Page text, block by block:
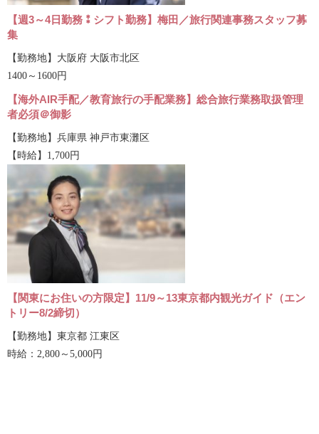
【週3～4日勤務⁑シフト勤務】梅田／旅行関連事務スタッフ募
集
【勤務地】大阪府 大阪市北区
1400～1600円
【海外AIR手配／教育旅行の手配業務】総合旅行業務取扱管理
者必須＠御影
【勤務地】兵庫県 神戸市東灘区
【時給】1,700円
【関東にお住いの方限定】11/9～13東京都内観光ガイド（エン
トリー8/2締切）
【勤務地】東京都 江東区
時給：2,800～5,000円